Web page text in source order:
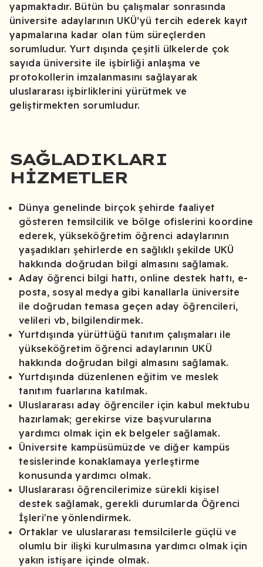
yapmaktadır. Bütün bu çalışmalar sonrasında
üniversite adaylarının UKÜ’yü tercih ederek kayıt
yapmalarına kadar olan tüm süreçlerden
sorumludur. Yurt dışında çeşitli ülkelerde çok
sayıda üniversite ile işbirliği anlaşma ve
protokollerin imzalanmasını sağlayarak
uluslararası işbirliklerini yürütmek ve
geliştirmekten sorumludur.
SAĞLADIKLARI
HIZMETLER
Dünya genelinde birçok şehirde faaliyet
gösteren temsilcilik ve bölge ofislerini koordine
ederek, yükseköğretim öğrenci adaylarının
yaşadıkları şehirlerde en sağlıklı şekilde UKÜ
hakkında doğrudan bilgi almasını sağlamak.
Aday öğrenci bilgi hattı, online destek hattı, e-
posta, sosyal medya gibi kanallarla üniversite
ile doğrudan temasa geçen aday öğrencileri,
velileri vb, bilgilendirmek.
Yurtdışında yürüttüğü tanıtım çalışmaları ile
yükseköğretim öğrenci adaylarının UKÜ
hakkında doğrudan bilgi almasını sağlamak.
Yurtdışında düzenlenen eğitim ve meslek
tanıtım fuarlarına katılmak.
Uluslararası aday öğrenciler için kabul mektubu
hazırlamak; gerekirse vize başvurularına
yardımcı olmak için ek belgeler sağlamak.
Üniversite kampüsümüzde ve diğer kampüs
tesislerinde konaklamaya yerleştirme
konusunda yardımcı olmak.
Uluslararası öğrencilerimize sürekli kişisel
destek sağlamak, gerekli durumlarda Öğrenci
İşleri'ne yönlendirmek.
Ortaklar ve uluslararası temsilcilerle güçlü ve
olumlu bir ilişki kurulmasına yardımcı olmak için
yakın istişare içinde olmak.